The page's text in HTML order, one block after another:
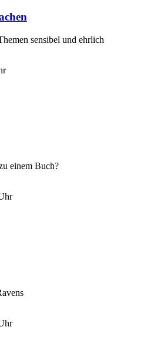
sensibel und ehrlich
einem Buch?